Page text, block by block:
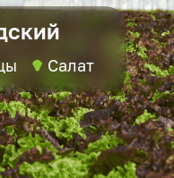
Салат